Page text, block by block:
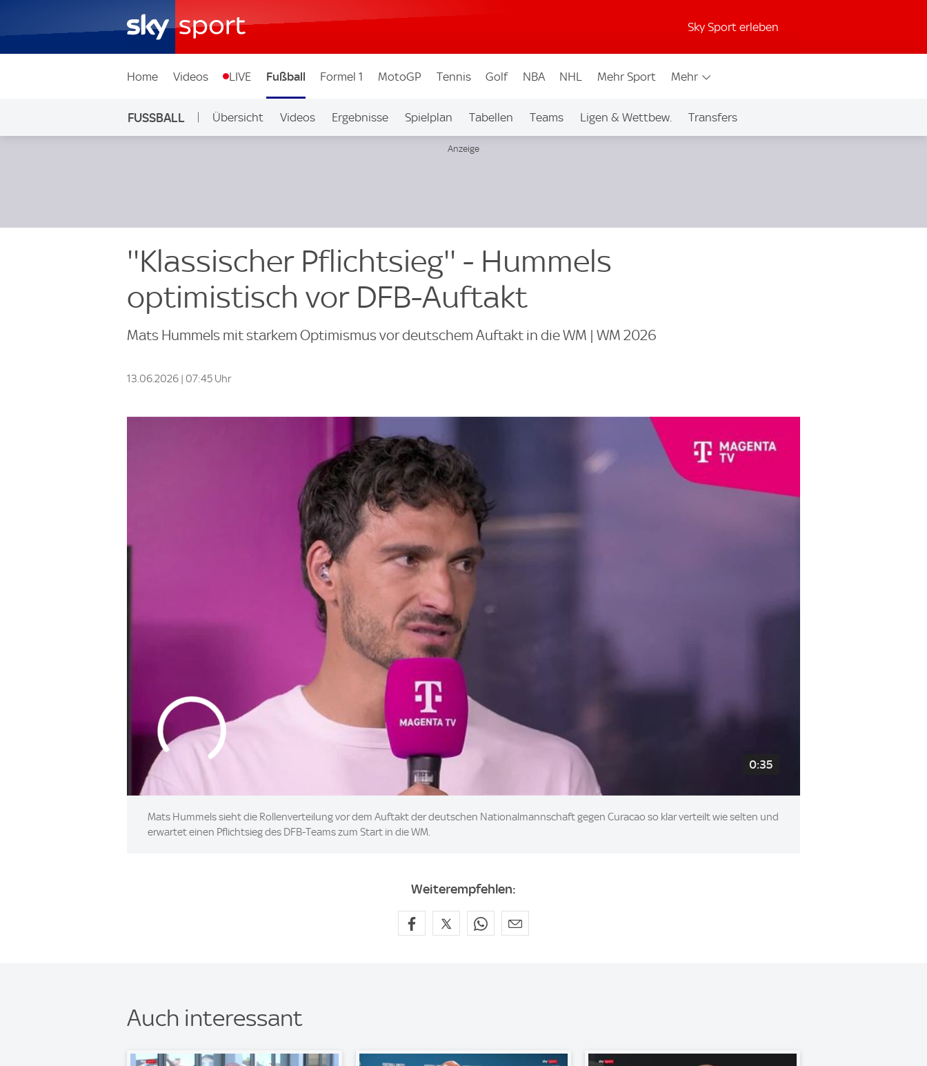
Sky Sport erleben
Home Videos LIVE Fußball Formel 1 MotoGP Tennis Golf NBA NHL Mehr Sport Mehr
FUSSBALL Übersicht Videos Ergebnisse Spielplan Tabellen Teams Ligen & Wettbew. Transfers
''Klassischer Pflichtsieg'' - Hummels
optimistisch vor DFB-Auftakt
Mats Hummels mit starkem Optimismus vor deutschem Auftakt in die WM | WM 2026
13.06.2026 | 07:45 Uhr
0:35
Mats Hummels sieht die Rollenverteilung vor dem Auftakt der deutschen Nationalmannschaft gegen Curacao so klar verteilt wie selten und
erwartet einen Pflichtsieg des DFB-Teams zum Start in die WM.
Weiterempfehlen:
Auch interessant